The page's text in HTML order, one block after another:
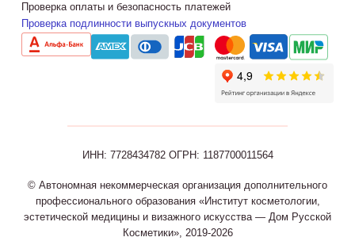
Проверка оплаты и безопасность платежей
Проверка подлинности выпускных документов
ИНН: 7728434782 ОГРН: 1187700011564
© Автономная некоммерческая организация дополнительного
профессионального образования «Институт косметологии,
эстетической медицины и визажного искусства — Дом Русской
Косметики», 2019-2026